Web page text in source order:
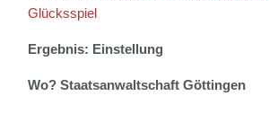
Glücksspiel
Ergebnis: Einstellung
Wo? Staatsanwaltschaft Göttingen